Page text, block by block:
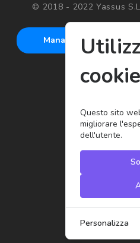
© 2018 - 2022 Yassus
Manage cookies
cookie
Questo sito
migliorare
dell'utente.
Personalizza